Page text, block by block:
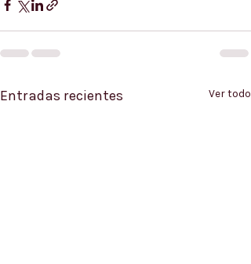
Entradas recientes Ver todo